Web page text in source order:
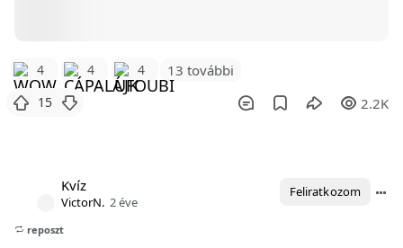
4 4 4 13 további
15 2.2K
Kvíz
VictorN. 2 éve
Feliratkozom
reposzt